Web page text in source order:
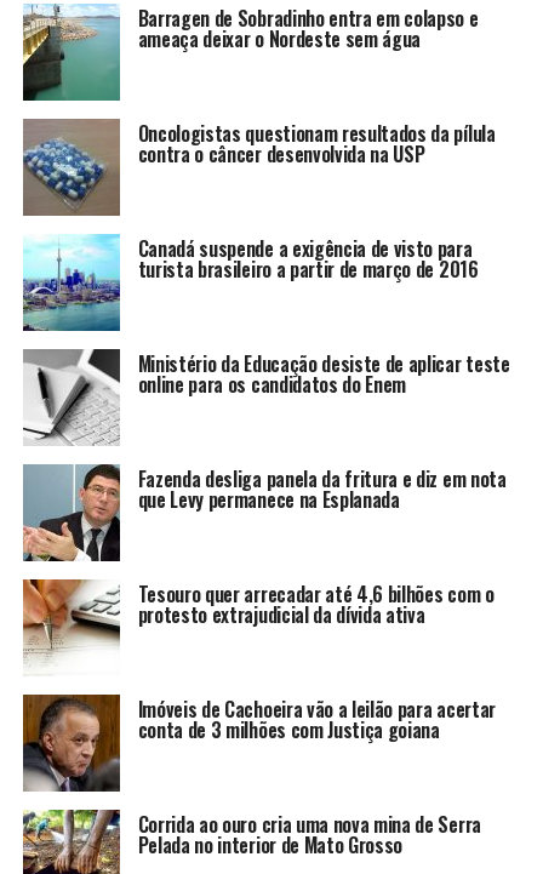
Barragen de Sobradinho entra em colapso e
ameaça deixar o Nordeste sem água
Oncologistas questionam resultados da pílula
contra o câncer desenvolvida na USP
Canadá suspende a exigência de visto para
turista brasileiro a partir de março de 2016
Ministério da Educação desiste de aplicar teste
online para os candidatos do Enem
Fazenda desliga panela da fritura e diz em nota
que Levy permanece na Esplanada
Tesouro quer arrecadar até 4,6 bilhões com o
protesto extrajudicial da dívida ativa
Imóveis de Cachoeira vão a leilão para acertar
conta de 3 milhões com Justiça goiana
Corrida ao ouro cria uma nova mina de Serra
Pelada no interior de Mato Grosso